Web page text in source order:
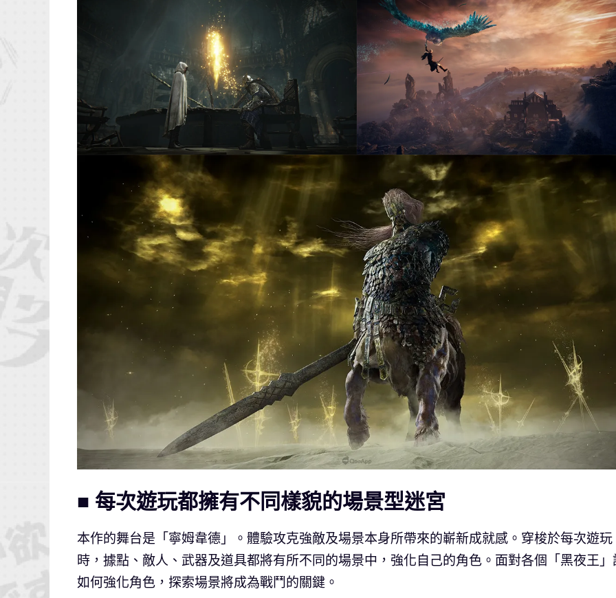
■ 每次遊玩都擁有不同樣貌的場景型迷宮
本作的舞台是「寧姆韋德」。體驗攻克強敵及場景本身所帶來的嶄新成就感。穿梭於每次遊玩
時，據點、敵人、武器及道具都將有所不同的場景中，強化自己的角色。面對各個「黑夜王」
如何強化角色，探索場景將成為戰鬥的關鍵。